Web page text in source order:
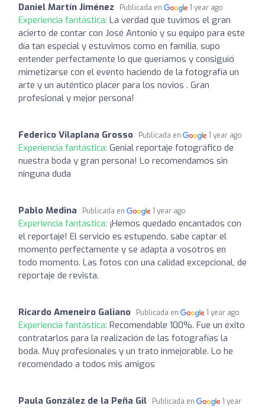
Daniel Martín Jiménez Publicada en 1 year ago
Experiencia fantástica: La verdad que tuvimos el gran
acierto de contar con José Antonio y su equipo para este
día tan especial y estuvimos como en familia, supo
entender perfectamente lo que queríamos y consiguió
mimetizarse con el evento haciendo de la fotografía un
arte y un auténtico placer para los novios . Gran
profesional y mejor persona!
Federico Vilaplana Grosso Publicada en 1 year ago
Experiencia fantástica: Genial reportaje fotográfico de
nuestra boda y gran persona! Lo recomendamos sin
ninguna duda
Pablo Medina Publicada en 1 year ago
Experiencia fantástica: ¡Hemos quedado encantados con
el reportaje! El servicio es estupendo, sabe captar el
momento perfectamente y se adapta a vosotros en
todo momento. Las fotos con una calidad excepcional, de
reportaje de revista.
Ricardo Ameneiro Galiano Publicada en 1 year ago
Experiencia fantástica: Recomendable 100%. Fue un éxito
contratarlos para la realización de las fotografías la
boda. Muy profesionales y un trato inmejorable. Lo he
recomendado a todos mis amigos
Paula González de la Peña Gil Publicada en
1 year